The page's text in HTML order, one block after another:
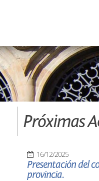
Próximas
16/12/2025
Presentación del
provincia.